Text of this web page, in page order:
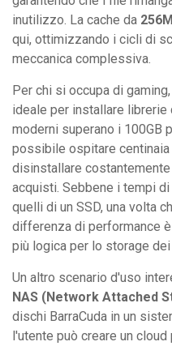
inutilizzo. La cache da
qui, ottimizzando i cicli di
meccanica complessiva.
Per chi si occupa di
ideale per installare
moderni superano i 100GB
possibile ospitare
disinstallare
acquisti. Sebbene i tempi
quelli di un SSD, una volta
differenza di performance
più logica per lo storage
Un altro scenario d'uso
NAS (Network Attached
dischi BarraCuda in un
l'utente può creare un